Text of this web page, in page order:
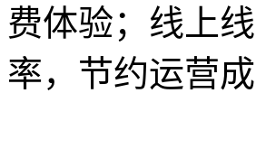
费体验；线上
率，节约运营成